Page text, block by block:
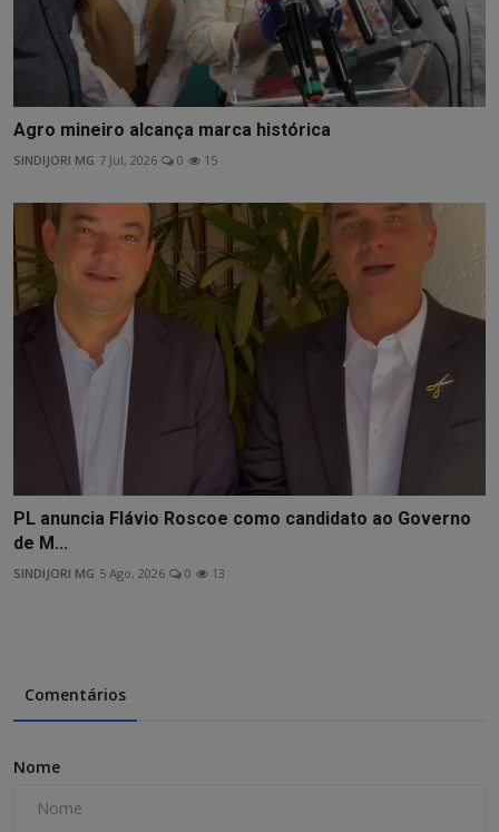
Agro mineiro alcança marca histórica
SINDIJORI MG 7 Jul, 2026 0 15
PL anuncia Flávio Roscoe como candidato ao Governo
de M...
SINDIJORI MG 5 Ago, 2026 0 13
Comentários
Nome